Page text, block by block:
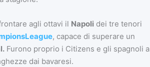
agli ottavi il Napoli dei tre tenori
, capace di superare un
Furono proprio i Citizens e gli spagnoli a
dai bavaresi.